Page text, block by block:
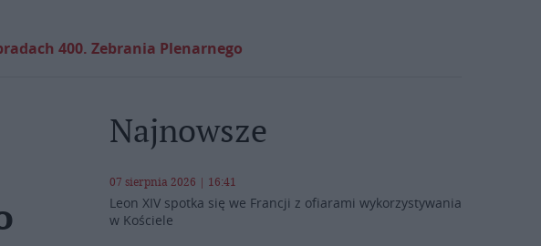
400. Zebrania Plenarnego
Najnowsze
07 sierpnia 2026 | 16:41
Leon XIV spotka się we Francji z ofiarami wykorzystywania
w Kościele